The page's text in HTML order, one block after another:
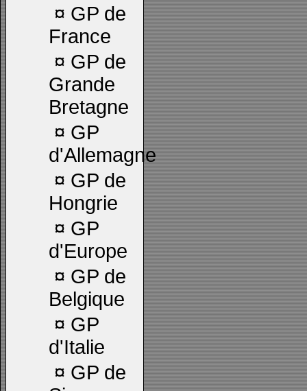
¤ GP de
France
¤ GP de
Grande
Bretagne
¤ GP
d'Allemagne
¤ GP de
Hongrie
¤ GP
d'Europe
¤ GP de
Belgique
¤ GP
d'Italie
¤ GP de